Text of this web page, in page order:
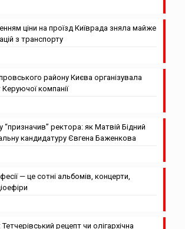
ціни на проїзд Київрада зняла майже
з транспорту
району Києва організувала
Керуючої компанії
“призначив” ректора: як Матвій Бідний
кандидатуру Євгена Баженкова
— це сотні альбомів, концерти,
рецепт чи олігархічна